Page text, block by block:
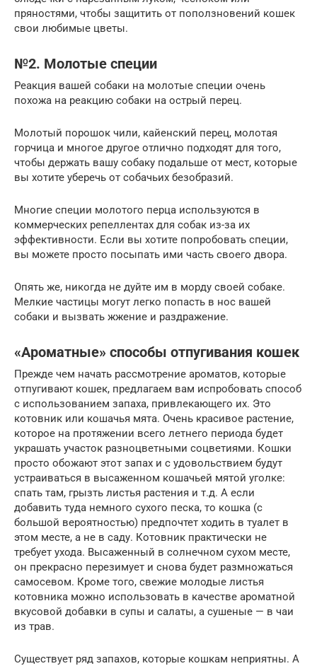
пряностями, чтобы защитить от поползновений кошек
свои любимые цветы.
№2. Молотые специи
Реакция вашей собаки на молотые специи очень
похожа на реакцию собаки на острый перец.
Молотый порошок чили, кайенский перец, молотая
горчица и многое другое отлично подходят для того,
чтобы держать вашу собаку подальше от мест, которые
вы хотите уберечь от собачьих безобразий.
Многие специи молотого перца используются в
коммерческих репеллентах для собак из-за их
эффективности. Если вы хотите попробовать специи,
вы можете просто посыпать ими часть своего двора.
Опять же, никогда не дуйте им в морду своей собаке.
Мелкие частицы могут легко попасть в нос вашей
собаки и вызвать жжение и раздражение.
«Ароматные» способы отпугивания кошек
Прежде чем начать рассмотрение ароматов, которые
отпугивают кошек, предлагаем вам испробовать способ
с использованием запаха, привлекающего их. Это
котовник или кошачья мята. Очень красивое растение,
которое на протяжении всего летнего периода будет
украшать участок разноцветными соцветиями. Кошки
просто обожают этот запах и с удовольствием будут
устраиваться в высаженном кошачьей мятой уголке:
спать там, грызть листья растения и т.д. А если
добавить туда немного сухого песка, то кошка (с
большой вероятностью) предпочтет ходить в туалет в
этом месте, а не в саду. Котовник практически не
требует ухода. Высаженный в солнечном сухом месте,
он прекрасно перезимует и снова будет размножаться
самосевом. Кроме того, свежие молодые листья
котовника можно использовать в качестве ароматной
вкусовой добавки в супы и салаты, а сушеные — в чаи
из трав.
Существует ряд запахов, которые кошкам неприятны. А